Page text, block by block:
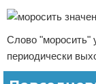
Слово "моросить"
периодически